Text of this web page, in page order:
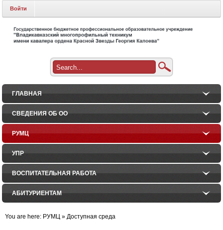
Войти
ГЛАВНАЯ
СВЕДЕНИЯ ОБ ОО
РУМЦ
УПР
ВОСПИТАТЕЛЬНАЯ РАБОТА
АБИТУРИЕНТАМ
You are here: РУМЦ » Доступная среда